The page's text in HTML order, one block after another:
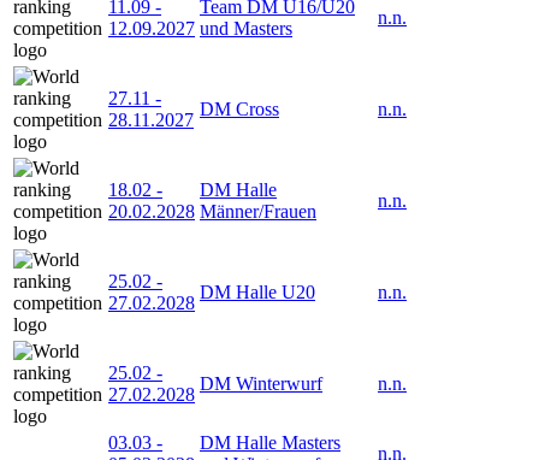
11.09 -
12.09.2027
Team DM U16/U20
und Masters
n.n.
27.11 -
28.11.2027
DM Cross n.n.
18.02 -
20.02.2028
DM Halle
Männer/Frauen
n.n.
25.02 -
27.02.2028
DM Halle U20 n.n.
25.02 -
27.02.2028
DM Winterwurf n.n.
03.03 -
DM Halle Masters
n.n.